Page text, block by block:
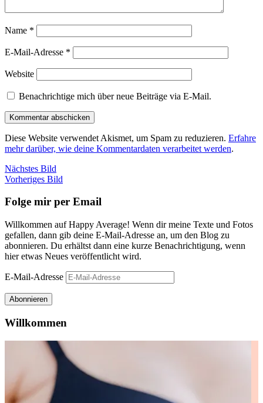
Name *
E-Mail-Adresse *
Website
Benachrichtige mich über neue Beiträge via E-Mail.
Diese Website verwendet Akismet, um Spam zu reduzieren. Erfahre
mehr darüber, wie deine Kommentardaten verarbeitet werden.
Nächstes Bild
Vorheriges Bild
Folge mir per Email
Willkommen auf Happy Average! Wenn dir meine Texte und Fotos
gefallen, dann gib deine E-Mail-Adresse an, um den Blog zu
abonnieren. Du erhältst dann eine kurze Benachrichtigung, wenn
hier etwas Neues veröffentlicht wird.
E-Mail-Adresse
Abonnieren
Willkommen